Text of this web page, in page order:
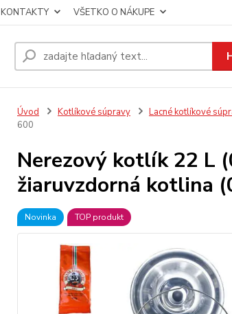
KONTAKTY VŠETKO O NÁKUPE
Úvod Kotlíkové súpravy Lacné kotlíkové
600
Nerezový kotlík 22 L
žiaruvzdorná kotlina
Novinka TOP produkt